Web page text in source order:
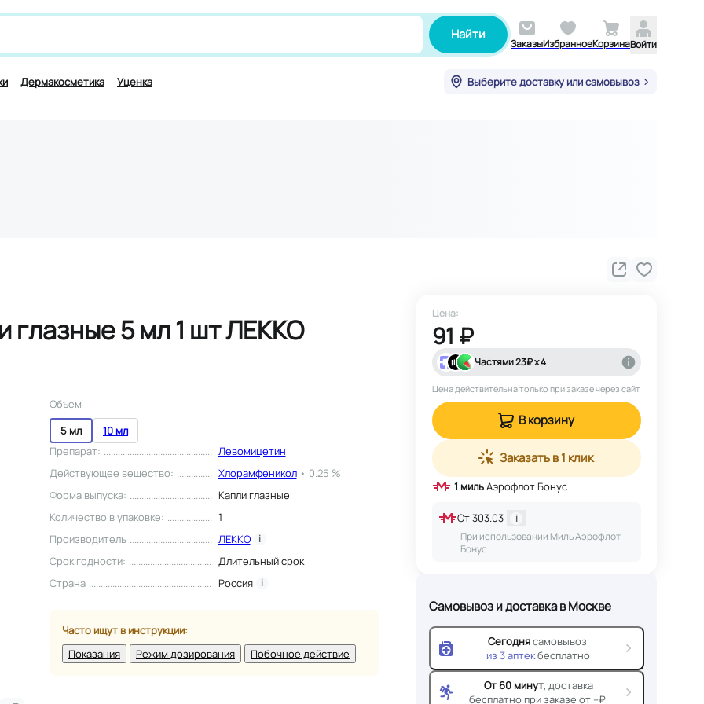
и симптомам, например,для работы мозга
Найти
ЗаказыИзбранноеКорзинаВойти
Дермакосметика Уценка Выберите доставку или самовывоз
глазные 5 мл 1 шт ЛЕККО
Объем
5 мл
10 мл
Препарат:
Левомицетин
Действующее вещество: Хлорамфеникол• 0.25 %
Форма выпуска:
Капли глазные
Количество в упаковке:
1
Производитель
ЛЕККО i
Срок годности:
Длительный срок
Страна
Россия i
Часто ищут в инструкции:
Показания
Режим дозирования Побочное действие
Цена:
91 ₽
Частями23₽ х 4
Цена действительна только при заказе через сайт
В корзину
Заказать в 1 клик
1 мильАэрофлот Бонус
От303.03
i
При использовании Миль Аэрофлот
Бонус
Самовывоз и доставкав Москве
Сегоднясамовывоз
из 3аптекбесплатно
От 60 минут, доставка
бесплатно при заказе от --₽